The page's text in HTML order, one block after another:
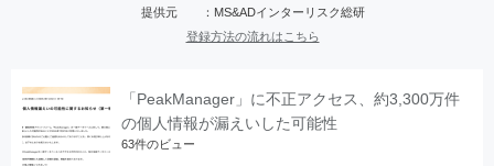
提供元 ：MS&ADインターリスク総研
登録方法の流れはこちら
「PeakManager」に不正アクセス、約3,300万件
の個人情報が漏えいした可能性
63件のビュー